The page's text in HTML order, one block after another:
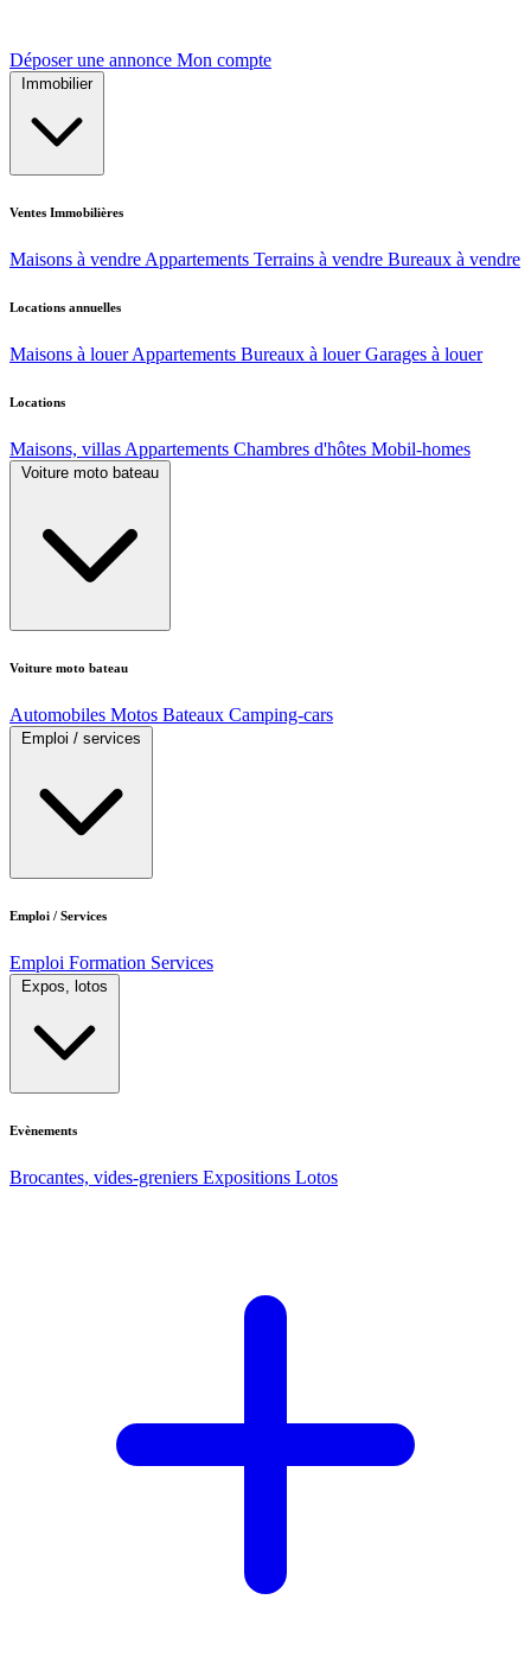
Déposer une annonce Mon compte
Immobilier
Ventes Immobilières
Maisons à vendre Appartements Terrains à vendre Bureaux à vendre
Locations annuelles
Maisons à louer Appartements Bureaux à louer Garages à louer
Locations
Maisons, villas Appartements Chambres d'hôtes Mobil-homes
Voiture moto bateau
Voiture moto bateau
Automobiles Motos Bateaux Camping-cars
Emploi / services
Emploi / Services
Emploi Formation Services
Expos, lotos
Evènements
Brocantes, vides-greniers Expositions Lotos